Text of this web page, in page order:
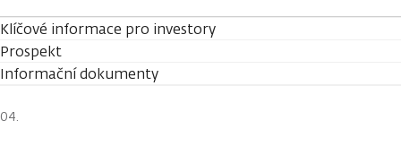
Klíčové informace pro investory
Prospekt
Informační dokumenty